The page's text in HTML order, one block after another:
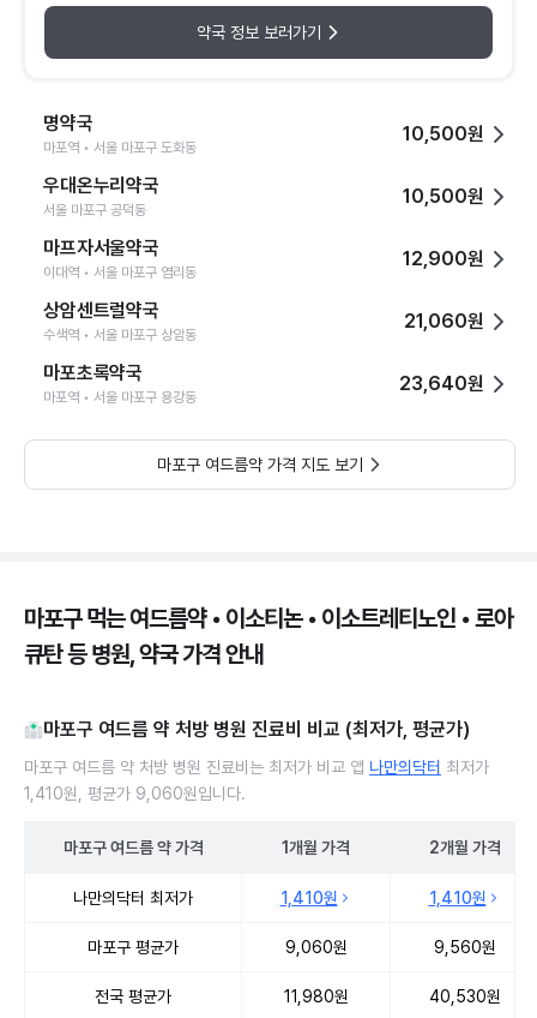
약국 정보 보러가기
명약국
마포역 • 서울 마포구 도화동
10,500원
우대온누리약국
서울 마포구 공덕동
10,500원
마프자서울약국
이대역 • 서울 마포구 염리동
12,900원
상암센트럴약국
수색역 • 서울 마포구 상암동
21,060원
마포초록약국
마포역 • 서울 마포구 용강동
23,640원
마포구 여드름약 가격 지도 보기
마포구 먹는 여드름약 • 이소티논 • 이소트레티노인 • 로아
큐탄 등 병원, 약국 가격 안내
마포구 여드름 약 처방 병원 진료비 비교 (최저가, 평균가)
마포구 여드름 약 처방 병원 진료비는 최저가 비교 앱 나만의닥터 최저가
1,410원, 평균가 9,060원입니다.
마포구 여드름 약가격 1개월 가격 2개월 가격
나만의닥터 최저가 1,410원 1,410원
마포구 평균가 9,060원 9,560원
전국 평균가 11,980원 40,530원